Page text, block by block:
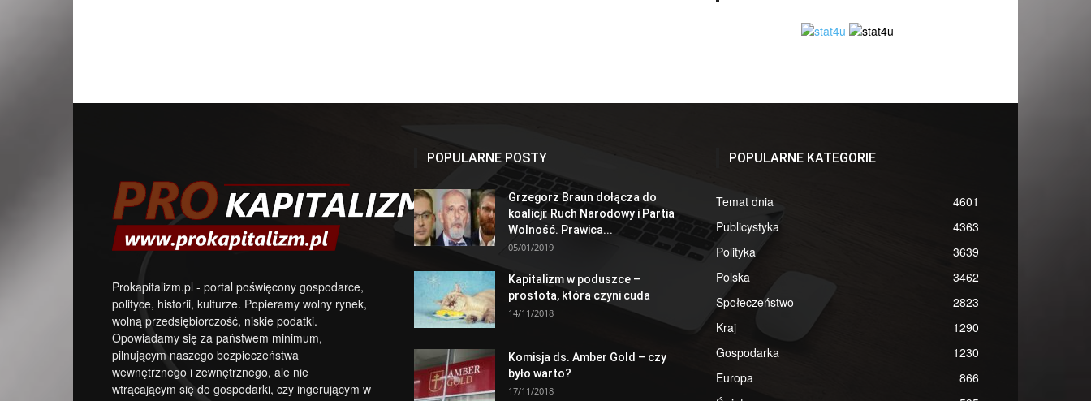
Prokapitalizm.pl - portal poświęcony gospodarce,
polityce, historii, kulturze. Popieramy wolny rynek,
wolną przedsiębiorczość, niskie podatki.
Opowiadamy się za państwem minimum,
pilnującym naszego bezpieczeństwa
wewnętrznego i zewnętrznego, ale nie
wtrącającym się do gospodarki, czy ingerującym w
POPULARNE POSTY
Grzegorz Braun dołącza do
koalicji: Ruch Narodowy i Partia
Wolność. Prawica...
05/01/2019
Kapitalizm w poduszce –
prostota, która czyni cuda
14/11/2018
Komisja ds. Amber Gold – czy
było warto?
17/11/2018
POPULARNE KATEGORIE
Temat dnia
4601
Publicystyka
4363
Polityka
3639
Polska
3462
Społeczeństwo
2823
Kraj
1290
Gospodarka
1230
Europa
866